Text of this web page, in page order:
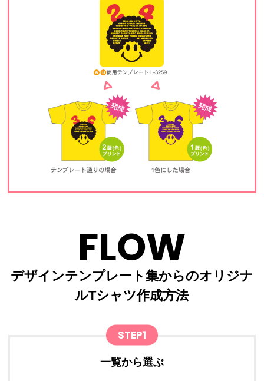
FLOW
デザインテンプレート集からのオリジナ
ルTシャツ作成方法
STEP1
一覧から選ぶ